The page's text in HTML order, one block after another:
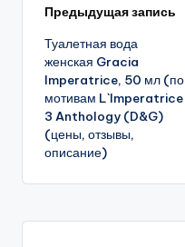
Навигация
записи
Предыдущая запись
Туалетная вода
женская Gracia
Imperatrice, 50 мл (по
мотивам L`Imperatrice
3 Anthology (D&G)
(цены, отзывы,
описание)